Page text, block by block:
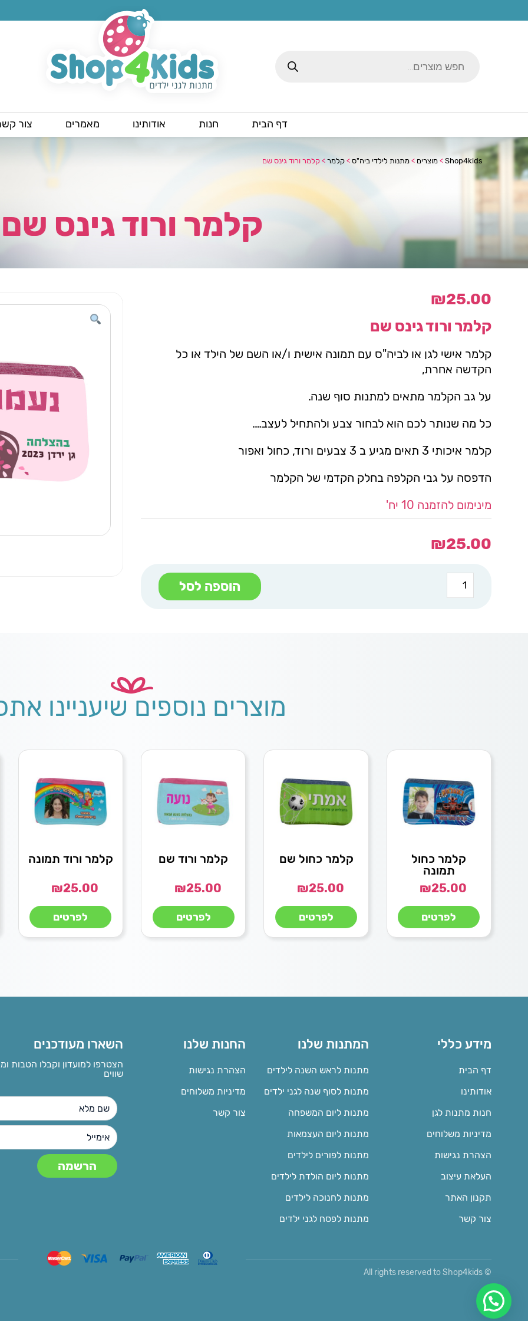
search
דף הבית חנות אודותינו מאמרים צור
Shop4kids
> מוצרים > מתנות לילדי ביה"ס > קלמר > קלמר ורוד גינס שם
קלמר ורוד גינס שם
₪25.00
קלמר ורוד גינס שם
קלמר אישי לגן או לביה"ס עם תמונה אישית ו/או השם של הילד או כל
הקדשה אחרת,
על גב הקלמר מתאים למתנות סוף שנה.
כל מה שנותר לכם הוא לבחור צבע ולהתחיל לעצב….
קלמר איכותי 3 תאים מגיע ב 3 צבעים ורוד, כחול ואפור
הדפסה על גבי הקלפה בחלק הקדמי של הקלמר
מינימום להזמנה 10 יח'
₪25.00
כמות
של
קלמר
הוספה לסל
מוצרים נוספים שיעניינו
קלמר כחול
תמונה
₪25.00
לפרטים
קלמר כחול שם
₪25.00
לפרטים
קלמר ורוד שם
₪25.00
לפרטים
קלמר ורוד תמונה
₪25.00
לפרטים
מידע כללי
דף הבית
אודותינו
חנות מתנות לגן
מדיניות משלוחים
הצהרת נגישות
העלאת עיצוב
תקנון האתר
צור קשר
המתנות שלנו
מתנות לראש השנה לילדים
מתנות לסוף שנה לגני ילדים
מתנות ליום המשפחה
מתנות ליום העצמאות
מתנות לפורים לילדים
מתנות ליום הולדת לילדים
מתנות לחנוכה לילדים
מתנות לפסח לגני ילדים
החנות שלנו
הצהרת נגישות
מדיניות משלוחים
צור קשר
השארו מעודכנים
הצטרפו למועדון וקבלו הטבות
שווים
© All rights reserved to Shop4kids